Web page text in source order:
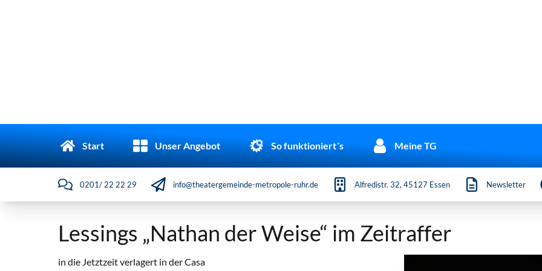
Start Unser Angebot So funktioniert´s Meine TG
0201/ 22 22 29 info@theatergemeinde-metropole-ruhr.de Alfredistr. 32, 45127 Essen Newsletter
Lessings „Nathan der Weise“ im Zeitraffer
in die Jetztzeit verlagert in der Casa